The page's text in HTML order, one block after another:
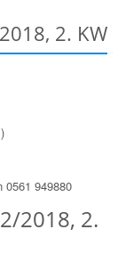
2. KW
0561 949880
2018, 2.